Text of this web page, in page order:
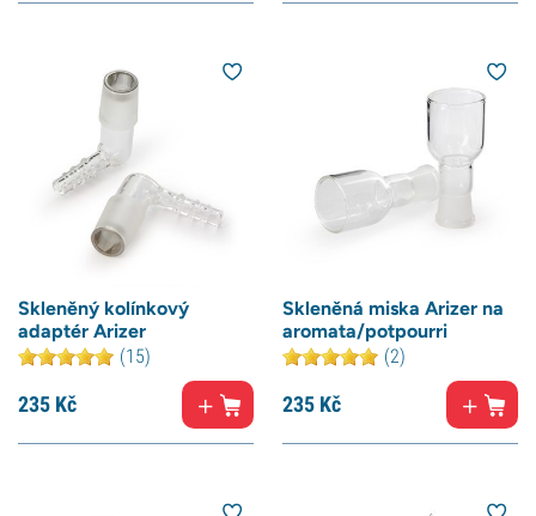
Skleněný kolínkový
adaptér Arizer
(15)
235 Kč
Skleněná miska Arizer na
aromata/potpourri
(2)
235 Kč